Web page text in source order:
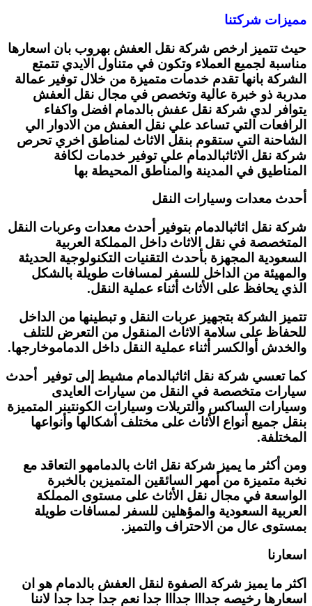
مميزات شركتنا
حيث تتميز ارخص شركة نقل العفش بهروب بان اسعارها
مناسبة لجميع العملاء وتكون في متناول الايدي تتمتع
الشركة بانها تقدم خدمات متميزة من خلال توفير عمالة
مدربة ذو خبرة عالية وتخصص في مجال نقل العفش
يتوافر لدي شركة نقل عفش بالدمام افضل واكفاء
الرافعات التي تساعد علي نقل العفش من الادوار الي
الشاحنة التي ستقوم بنقل الاثاث لمناطق اخري تحرص
شركة نقل الاثاثبالدمام علي توفير خدمات لكافة
المناطيق في المدينة والمناطق المحيطة بها
أحدث معدات وسيارات النقل
شركة نقل اثاثبالدمام بتوفير أحدث معدات وعربات النقل
المتخصصة في نقل الاثاث داخل المملكة العربية
السعودية المجهزة بأحدث التقنيات التكنولوجية الحديثة
والمهيئة من الداخل للسفر لمسافات طويلة بالشكل
الذي يحافظ على الأثاث أثناء عملية النقل.
تتميز الشركة بتجهيز عربات النقل و تبطينها من الداخل
للحفاظ على سلامة الاثاث المنقول من التعرض للتلف
والخدش أوالكسر أثناء عملية النقل داخل الدماموخارجها.
كما تعسي شركة نقل اثاثبالدمام مشيط إلى توفير أحدث
سيارات متخصصة في النقل من سيارات العايدى
وسيارات الساكس والتريلات وسيارات الكونتينر المتميزة
بنقل جميع أنواع الأثاث على مختلف أشكالها وأنواعها
المختلفة.
ومن أكثر ما يميز شركة نقل اثاث بالدمامهو التعاقد مع
نخبة متميزة من أمهر السائقين المتميزين بالخبرة
الواسعة في مجال نقل الأثاث على مستوى المملكة
العربية السعودية والمؤهلين للسفر لمسافات طويلة
بمستوى عال من الاحتراف والتميز.
اسعارنا
اكثر ما يميز شركة الصفوة لنقل العفش بالدمام هو ان
اسعارها رخيصه جدااا جدااا جدا نعم جدا جدا جدا لاننا